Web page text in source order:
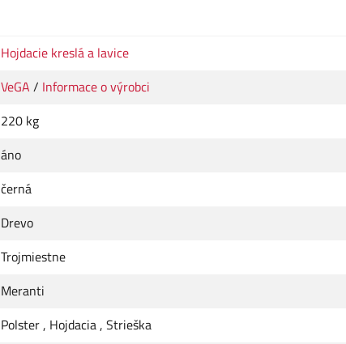
Hojdacie kreslá a lavice
VeGA / Informace o výrobci
220 kg
áno
černá
Drevo
Trojmiestne
Meranti
Polster, Hojdacia, Strieška